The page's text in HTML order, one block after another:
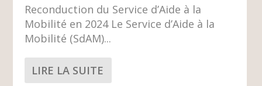
Reconduction du Service d’Aide à la
Mobilité en 2024 Le Service d’Aide à la
Mobilité (SdAM)...
LIRE LA SUITE